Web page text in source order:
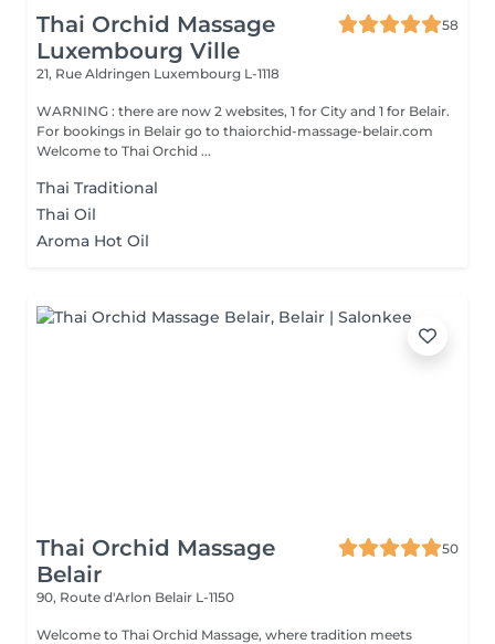
Thai Orchid Massage
Luxembourg Ville
58
21, Rue Aldringen Luxembourg L-1118
WARNING : there are now 2 websites, 1 for City and 1 for Belair.
For bookings in Belair go to thaiorchid-massage-belair.com
Welcome to Thai Orchid ...
Thai Traditional
Thai Oil
Aroma Hot Oil
Thai Orchid Massage
Belair
50
90, Route d'Arlon Belair L-1150
Welcome to Thai Orchid Massage, where tradition meets